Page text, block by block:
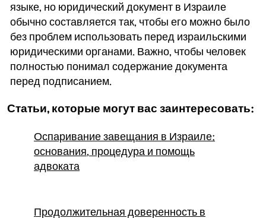
языке, но юридический документ в Израиле
обычно составляется так, чтобы его можно было
без проблем использовать перед израильскими
юридическими органами. Важно, чтобы человек
полностью понимал содержание документа
перед подписанием.
Статьи, которые могут вас заинтересовать:
Оспаривание завещания в Израиле:
основания, процедура и помощь
адвоката
Продолжительная доверенность в